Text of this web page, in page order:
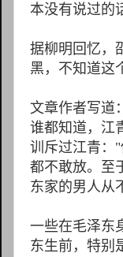
本没有说过的
据柳明回忆，
黑，不知道这
文章作者写道
谁都知道，江
训斥过江青：
都不敢放。至
东家的男人从
一些在毛泽东
东生前，特别